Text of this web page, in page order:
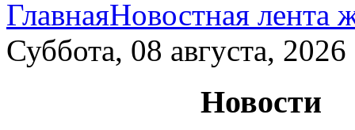
ГлавнаяНовостная лента
Суббота, 08 августа, 2026
Новости